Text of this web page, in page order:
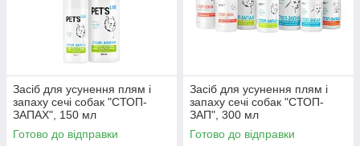
Засіб для усунення плям і
запаху сечі собак "СТОП-
ЗАПАХ", 150 мл
Готово до відправки
Засіб для усунення плям і
запаху сечі собак "СТОП-
ЗАП", 300 мл
Готово до відправки